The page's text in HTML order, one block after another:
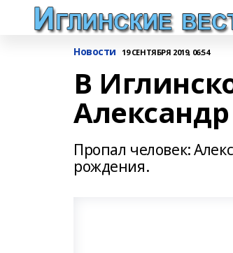
Новости 19 СЕНТЯБРЯ 2019, 06:54
В
Пропал человек:
рождения.